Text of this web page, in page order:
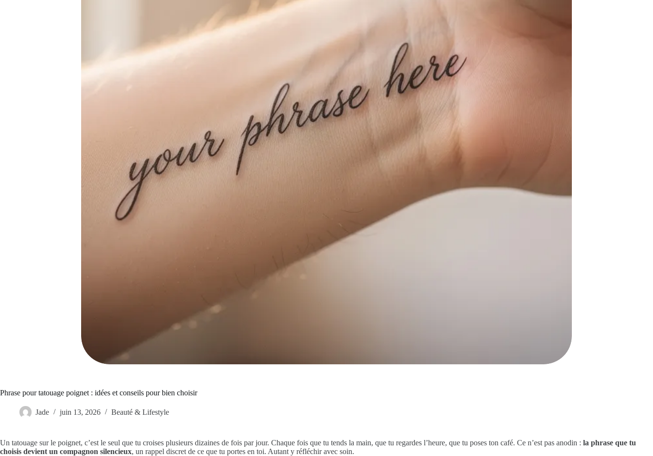
Phrase pour tatouage poignet : idées et conseils pour bien choisir
Jade juin 13, 2026 Beauté & Lifestyle
Un tatouage sur le poignet, c’est le seul que tu croises plusieurs dizaines de fois par jour. Chaque fois que tu tends la main, que tu regardes l’heure, que tu poses ton café. Ce n’est pas anodin : la phrase que tu
choisis devient un compagnon silencieux, un rappel discret de ce que tu portes en toi. Autant y réfléchir avec soin.